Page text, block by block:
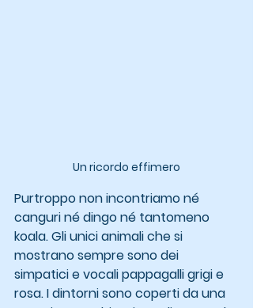
Un ricordo effimero
Purtroppo non incontriamo né
canguri né dingo né tantomeno
koala. Gli unici animali che si
mostrano sempre sono dei
simpatici e vocali pappagalli grigi e
rosa. I dintorni sono coperti da una